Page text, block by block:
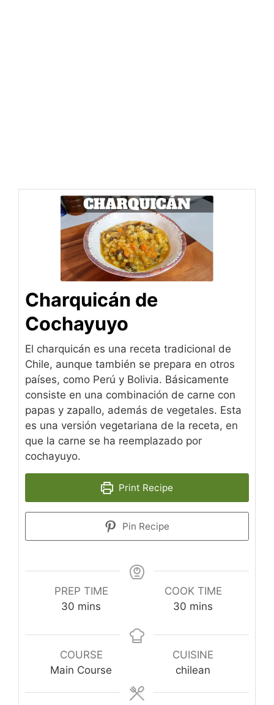
Charquicán de
Cochayuyo
El charquicán es una receta tradicional de
Chile, aunque también se prepara en otros
países, como Perú y Bolivia. Básicamente
consiste en una combinación de carne con
papas y zapallo, además de vegetales. Esta
es una versión vegetariana de la receta, en
que la carne se ha reemplazado por
cochayuyo.
Print Recipe
Pin Recipe
PREP TIME
30 minutes
mins
COOK TIME
30 minutes
mins
COURSE
Main Course
CUISINE
chilean